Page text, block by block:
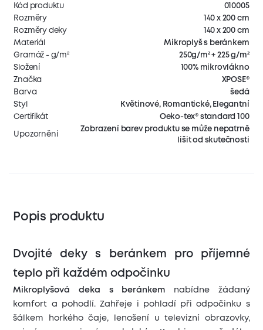
Kód produktu
010005
Rozměry
140 x 200 cm
Rozměry deky
140 x 200 cm
Materiál
Mikroplyš s beránkem
Gramáž - g/m²
250g/m² + 225 g/m²
Složení
100% mikrovlákno
Značka
XPOSE®
Barva
šedá
Styl
Květinové, Romantické, Elegantní
Certifikát
Oeko-tex® standard 100
Upozornění
Zobrazení barev produktu se může nepatrně
lišit od skutečnosti
Popis produktu
Dvojité deky s beránkem pro příjemné
teplo při každém odpočinku
Mikroplyšová deka s beránkem nabídne žádaný
komfort a pohodlí. Zahřeje i pohladí při odpočinku s
šálkem horkého čaje, lenošení u televizní obrazovky,